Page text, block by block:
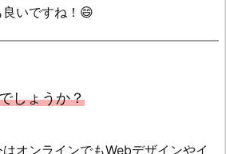
いですね！😄
しょうか？
オンラインでもWebデザインやイ